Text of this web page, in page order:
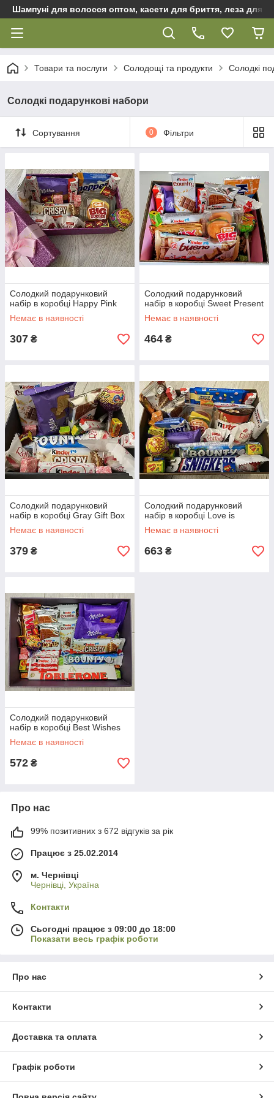
Шампуні для волосся оптом, касети для бриття, леза для
Товари та послуги Солодощі та продукти Солодкі
Солодкі подарункові набори
Сортування 0 Фільтри
Солодкий подарунковий
набір в коробці Happy Pink
Немає в наявності
307 ₴
Солодкий подарунковий
набір в коробці Sweet Present
Немає в наявності
464 ₴
Солодкий подарунковий
набір в коробці Gray Gift Box
Немає в наявності
379 ₴
Солодкий подарунковий
набір в коробці Love is
Немає в наявності
663 ₴
Солодкий подарунковий
набір в коробці Best Wishes
Немає в наявності
572 ₴
Про нас
99% позитивних з 672 відгуків за рік
Працює з 25.02.2014
м. Чернівці
Чернівці, Україна
Контакти
Сьогодні працює з 09:00 до 18:00
Показати весь графік роботи
Про нас
Контакти
Доставка та оплата
Графік роботи